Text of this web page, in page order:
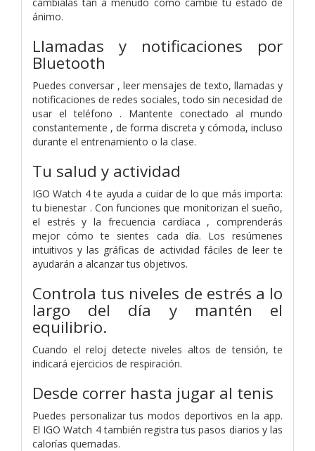
ánimo.
Llamadas y notificaciones por
Bluetooth
Puedes conversar , leer mensajes de texto, llamadas y
notificaciones de redes sociales, todo sin necesidad de
usar el teléfono . Mantente conectado al mundo
constantemente , de forma discreta y cómoda, incluso
durante el entrenamiento o la clase.
Tu salud y actividad
IGO Watch 4 te ayuda a cuidar de lo que más importa:
tu bienestar . Con funciones que monitorizan el sueño,
el estrés y la frecuencia cardíaca , comprenderás
mejor cómo te sientes cada día. Los resúmenes
intuitivos y las gráficas de actividad fáciles de leer te
ayudarán a alcanzar tus objetivos.
Controla tus niveles de estrés a lo
largo del día y mantén el
equilibrio.
Cuando el reloj detecte niveles altos de tensión, te
indicará ejercicios de respiración.
Desde correr hasta jugar al tenis
Puedes personalizar tus modos deportivos en la app.
El IGO Watch 4 también registra tus pasos diarios y las
calorías quemadas.